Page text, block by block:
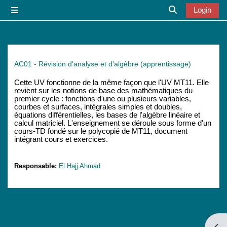
Sucheingabe
Login
AC01 - Révision d'analyse et d'algèbre (apprentissage)
Cette UV fonctionne de la même façon que l'UV MT11. Elle
revient sur les notions de base des mathématiques du
premier cycle : fonctions d'une ou plusieurs variables,
courbes et surfaces, intégrales simples et doubles,
équations différentielles, les bases de l'algèbre linéaire et
calcul matriciel. L'enseignement se déroule sous forme d'un
cours-TD fondé sur le polycopié de MT11, document
intégrant cours et exercices.
Responsable: El Hajj Ahmad